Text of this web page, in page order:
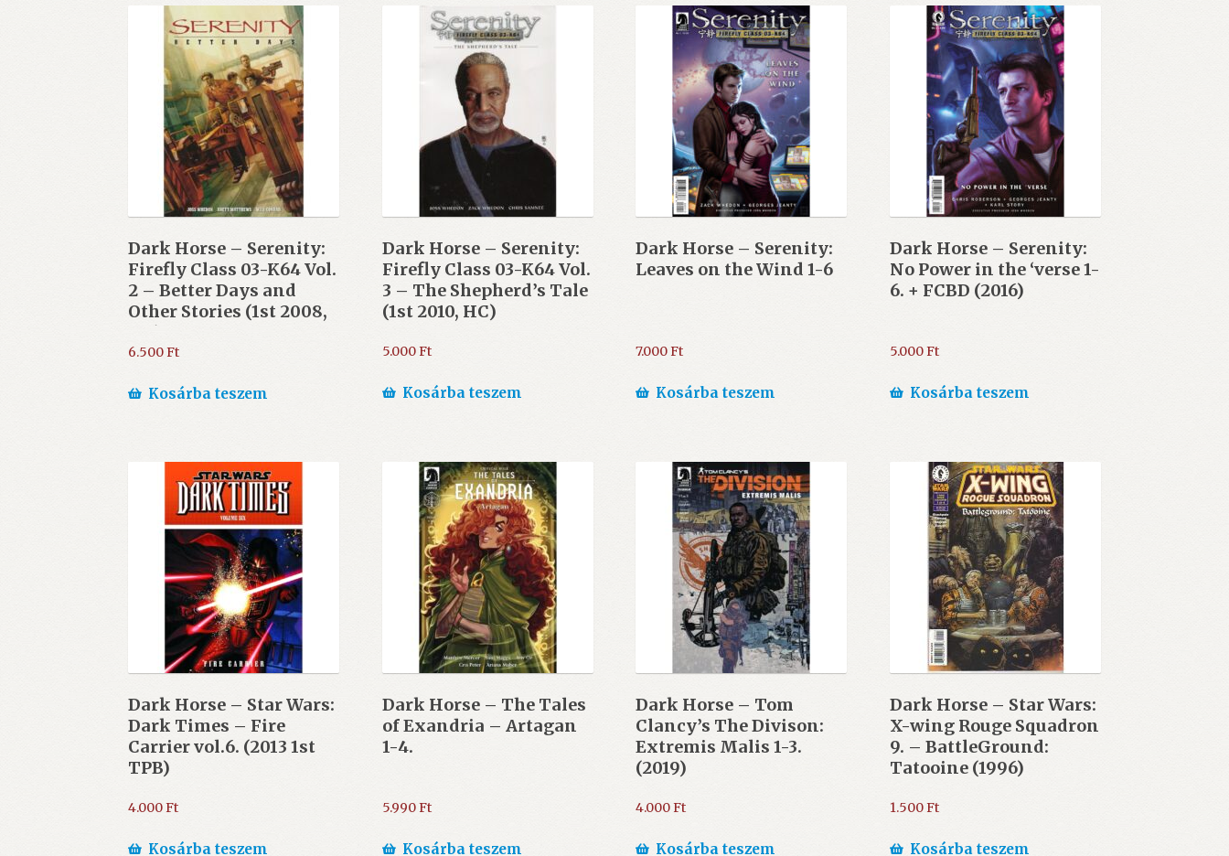
Dark Horse – Serenity:
Firefly Class 03-K64 Vol.
2 – Better Days and
Other Stories (1st 2008,
HC)
6.500Ft
Kosárba teszem
Dark Horse – Serenity:
Firefly Class 03-K64 Vol.
3 – The Shepherd’s Tale
(1st 2010, HC)
5.000Ft
Kosárba teszem
Dark Horse – Serenity:
Leaves on the Wind 1-6
7.000Ft
Kosárba teszem
Dark Horse – Serenity:
No Power in the ‘verse 1-
6. + FCBD (2016)
5.000Ft
Kosárba teszem
Dark Horse – Star Wars:
Dark Times – Fire
Carrier vol.6. (2013 1st
TPB)
4.000Ft
Kosárba teszem
Dark Horse – The Tales
of Exandria – Artagan
1-4.
5.990Ft
Kosárba teszem
Dark Horse – Tom
Clancy’s The Divison:
Extremis Malis 1-3.
(2019)
4.000Ft
Kosárba teszem
Dark Horse – Star Wars:
X-wing Rouge Squadron
9. – BattleGround:
Tatooine (1996)
1.500Ft
Kosárba teszem